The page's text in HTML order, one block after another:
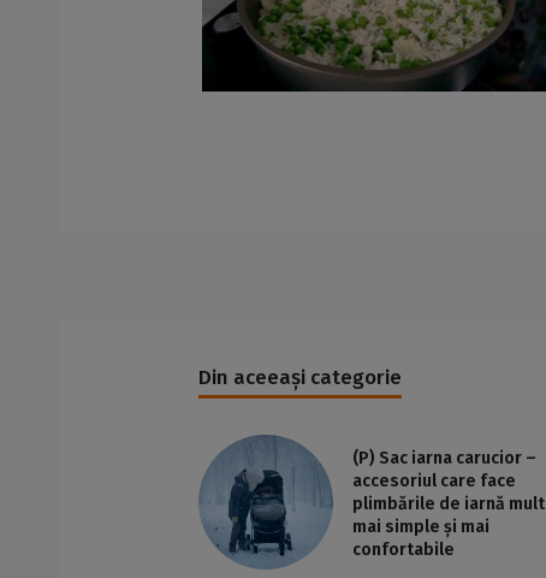
Din aceeași categorie
(P) Sac iarna carucior –
accesoriul care face
plimbările de iarnă mult
mai simple și mai
confortabile